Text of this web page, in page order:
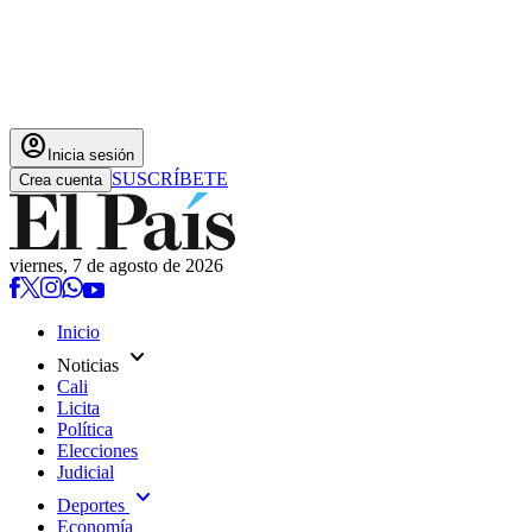
account_circle Inicia sesión
Crea cuenta SUSCRÍBETE
viernes, 7 de agosto de 2026
Inicio
Noticias expand_more
Cali
Licita
Política
Elecciones
Judicial
Deportes expand_more
Economía